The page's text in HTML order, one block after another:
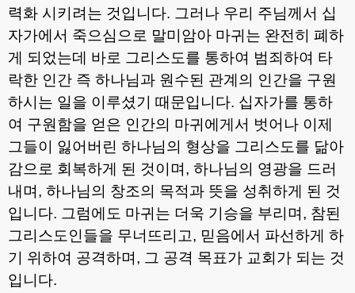
력화 시키려는 것입니다. 그러나 우리 주님께서 십
자가에서 죽으심으로 말미암아 마귀는 완전히 폐하
게 되었는데 바로 그리스도를 통하여 범죄하여 타
락한 인간 즉 하나님과 원수된 관계의 인간을 구원
하시는 일을 이루셨기 때문입니다. 십자가를 통하
여 구원함을 얻은 인간의 마귀에게서 벗어나 이제
그들이 잃어버린 하나님의 형상을 그리스도를 닮아
감으로 회복하게 된 것이며 , 하나님의 영광을 드러
내며 , 하나님의 창조의 목적과 뜻을 성취하게 된 것
입니다. 그럼에도 마귀는 더욱 기승을 부리며 , 참된
그리스도인들을 무너뜨리고, 믿음에서 파선하게 하
기 위하여 공격하며 , 그 공격 목표가 교회가 되는 것
입니다.